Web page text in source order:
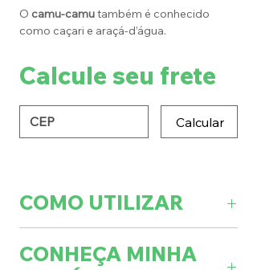
O camu-camutambém é conhecido
como caçari e araçá-d’água.
Calcule seu frete
Calcular
COMO UTILIZAR
ou em sua bebida preferência.
CONHEÇA MINHA